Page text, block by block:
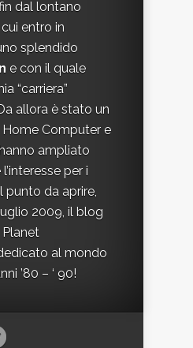
dal lontano
entro in
splendido
e con il quale
“carriera”
allora è stato un
Home Computer e
ampliato
per i
punto da aprire,
2009, il blog
al mondo
’80 – ‘ 90!